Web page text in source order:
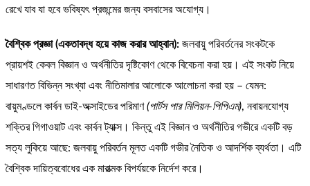
রেখে যাব যা হবে ভবিষ্যৎ প্রজন্মের জন্য বসবাসের অযোগ্য।
বৈশ্বিক প্রজ্ঞা (একতাবদ্ধ হয়ে কাজ করার আহ্বান): জলবায়ু পরিবর্তনের সংকটকে
প্রায়শই কেবল বিজ্ঞান ও অর্থনীতির দৃষ্টিকোণ থেকে বিবেচনা করা হয়। এই সংকট নিয়ে
সাধারণত বিভিন্ন সংখ্যা এবং নীতিমালার আলোকে আলোচনা করা হয় – যেমন:
বায়ুমণ্ডলে কার্বন ডাই-অক্সাইডের পরিমাণ(পার্টস পার মিলিয়ন-পিপিএম), নবায়নযোগ্য
শক্তির গিগাওয়াট এবং কার্বন ট্যাক্স। কিন্তু এই বিজ্ঞান ও অর্থনীতির গভীরে একটি বড়
সত্য লুকিয়ে আছে: জলবায়ু পরিবর্তন মূলত একটি গভীর নৈতিক ও আদর্শিক ব্যর্থতা। এটি
বৈশ্বিক দায়িত্ববোধের এক মারাত্মক বিপর্যয়কে নির্দেশ করে।